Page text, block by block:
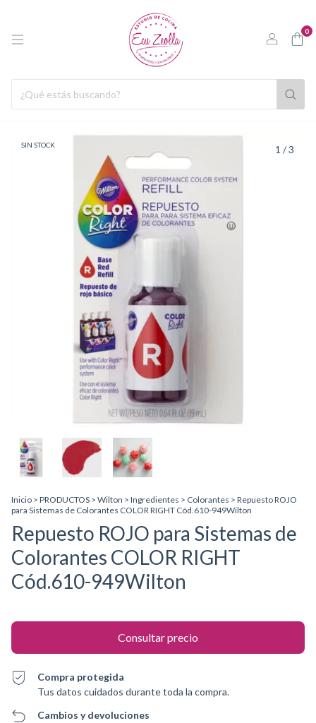
0
SIN STOCK 1 /3
Inicio > PRODUCTOS > Wilton > Ingredientes > Colorantes > Repuesto ROJO
para Sistemas de Colorantes COLOR RIGHT Cód.610-949Wilton
Repuesto ROJO para Sistemas de
Colorantes COLOR RIGHT
Cód.610-949Wilton
Compra protegida
Tus datos cuidados durante toda la compra.
Cambios y devoluciones